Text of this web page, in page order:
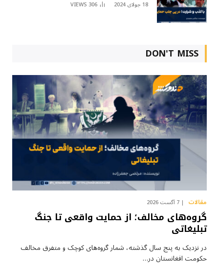
18 جولای 2024 306
VIEWS
DON'T MISS
مقالات 7 آگست 2026
گروه‌های مخالف؛ از حمایت واقعی تا جنگ
تبلیغاتی
در نزدیک به پنج سال گذشته، شمار گروه‌های کوچک و متفرق مخالف
حکومت افغانستان در…